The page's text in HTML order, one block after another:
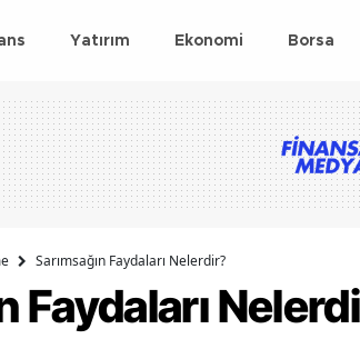
Yatırım Ekonomi Borsa
Sarımsağın Faydaları Nelerdir?
Faydaları